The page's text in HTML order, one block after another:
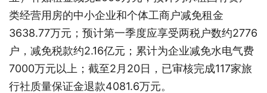
类经营用房的中小企业和个体工商户减免租金
3638.77万元；预计第一季度应享受两税户数约2776
户，减免税款约2.16亿元；累计为企业减免水电气费
7000万元以上；截至2月20日，已审核完成117家旅
行社质量保证金退款4081.6万元。